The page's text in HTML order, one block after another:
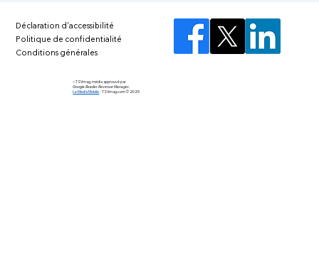
Déclaration d'accessibilité
Politique de confidentialité
Conditions générales
⚡️ TSVmag, média approuvé par
Google Reader Revenue Manager.
Le Média Mobile-TSVmag.com © 2025